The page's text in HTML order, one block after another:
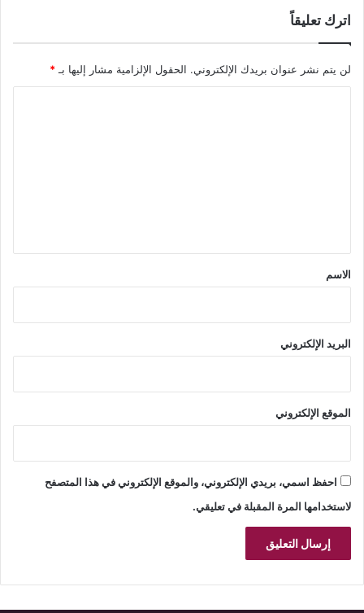
اترك تعليقاً
لن يتم نشر عنوان بريدك الإلكتروني. الحقول الإلزامية مشار إليها بـ*
*
الاسم
البريد الإلكتروني
الموقع الإلكتروني
احفظ اسمي، بريدي الإلكتروني، والموقع الإلكتروني في هذا المتصفح
لاستخدامها المرة المقبلة في تعليقي.